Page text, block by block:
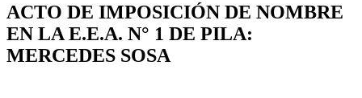
ACTO DE IMPOSICIÓN DE NOMBRE
EN LA E.E.A. N° 1 DE PILA:
MERCEDES SOSA